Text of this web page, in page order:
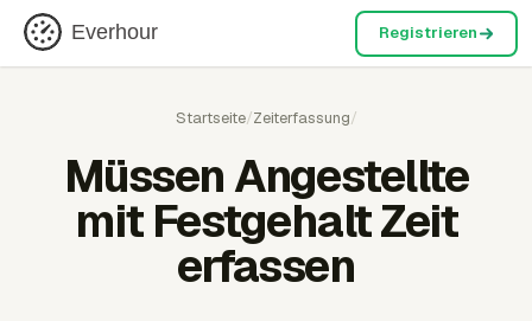
Everhour Registrieren
Startseite/Zeiterfassung/
Müssen Angestellte
mit Festgehalt Zeit
erfassen